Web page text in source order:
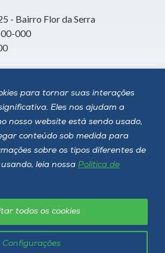
para tornar suas interações
Eles nos ajudam a
nosso website está sendo usado,
conteúdo sob medida para
sobre os tipos diferentes de
leia nossa Política de
Configurações
todos os cookies
- Bairro Flor da Serra
000
reservados